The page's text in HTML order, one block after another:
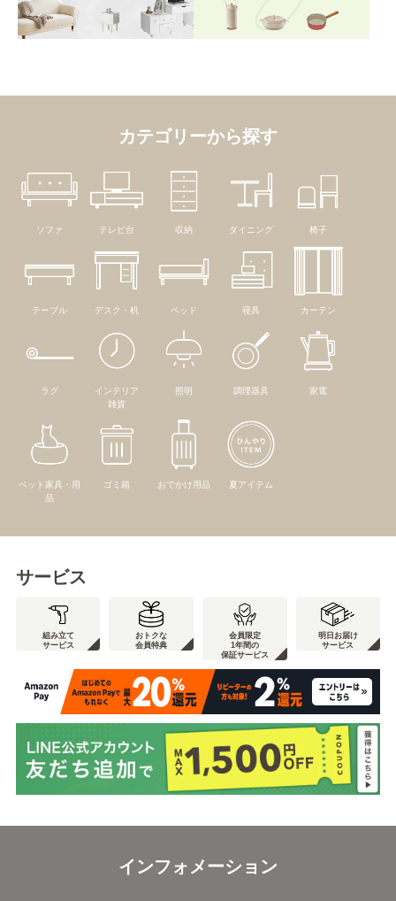
カテゴリーから探す
ソファ テレビ台 収納 ダイニング 椅子
テーブル デスク・机 ベッド 寝具 カーテン
ラグ
インテリア
雑貨
照明 調理器具 家電
ペット家具・用
品
ゴミ箱 おでかけ用品 夏アイテム
サービス
組み立て
サービス
おトクな
会員特典
会員限定
1年間の
保証サービス
明日お届け
サービス
インフォメーション